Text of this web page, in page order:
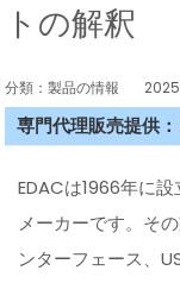
トの解釈
分類：製品の情報
専門代理販売提供
EDACは1966年に
メーカーです。そ
ンターフェース、